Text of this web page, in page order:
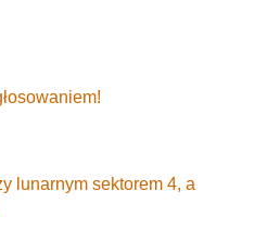
lunarnym sektorem 4, a